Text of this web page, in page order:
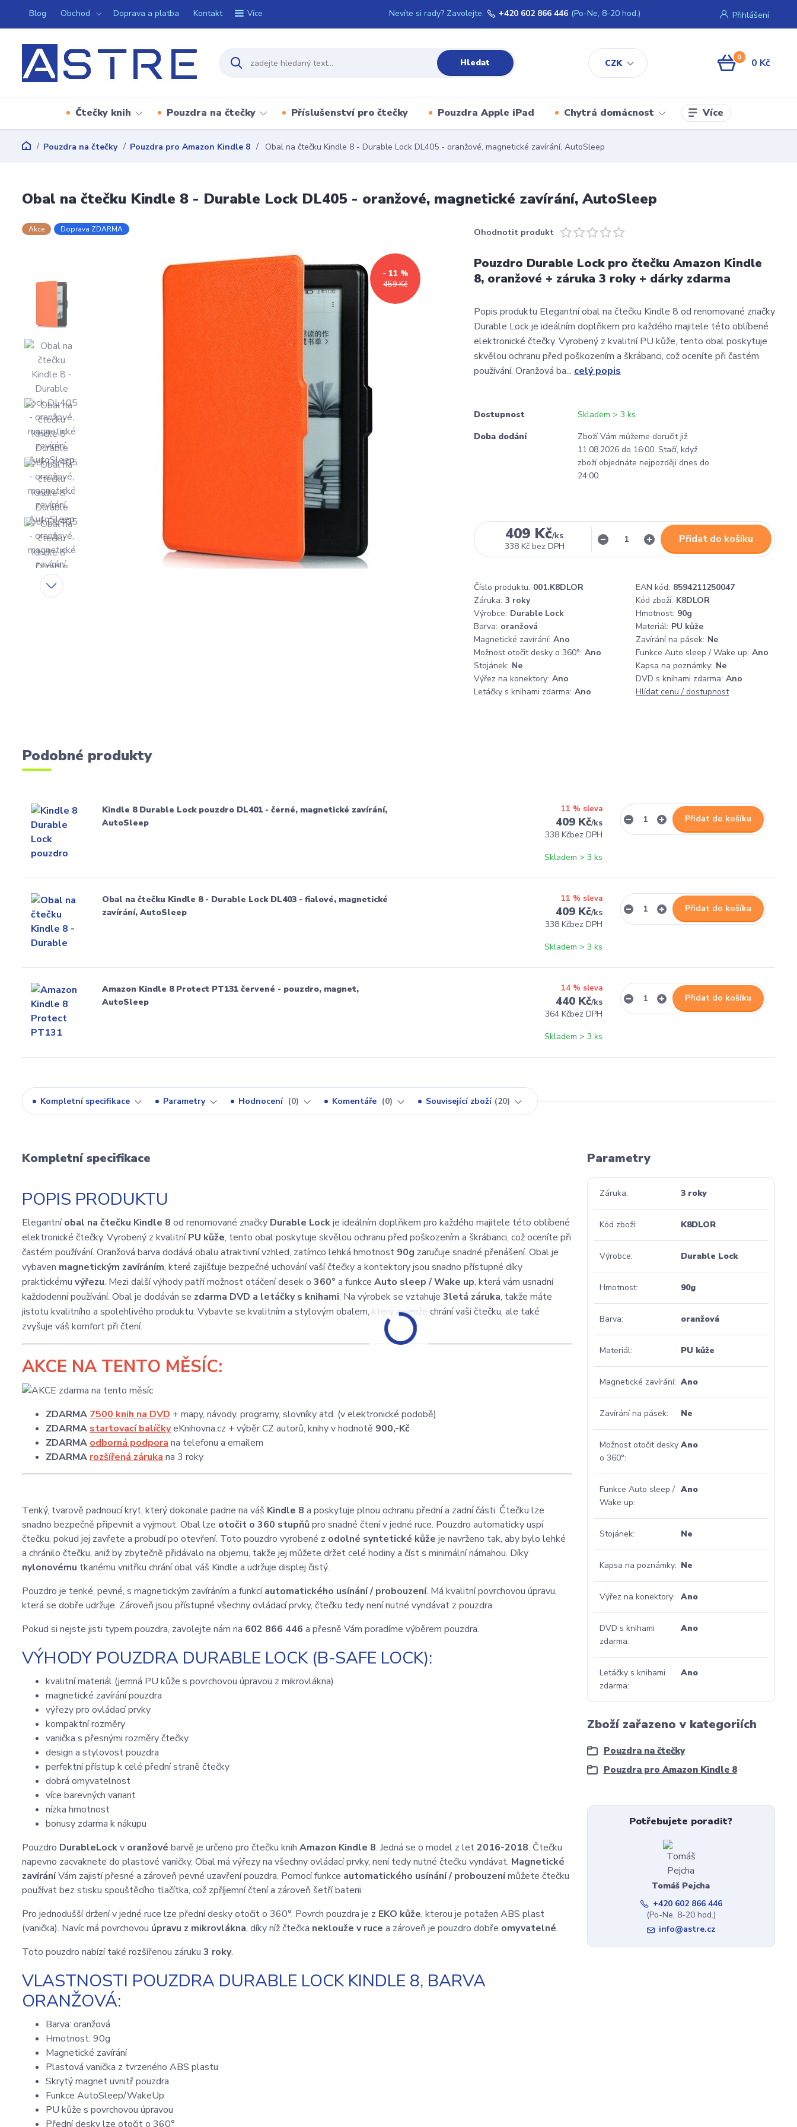
Blog Obchod Doprava a platba Kontakt Více
CZK
Přihlášení
Hledat
Nevíte si rady? Zavolejte. +420 602 866 446 (Po-Ne, 8-20 hod.)
0 0 Kč
Čtečky knih Pouzdra na čtečky Příslušenství pro čtečky Pouzdra Apple iPad Chytrá domácnost Více
Pouzdra na čtečky Pouzdra pro Amazon Kindle 8 Obal na čtečku Kindle 8 - Durable Lock DL405 - oranžové, magnetické zavírání, AutoSleep
Obal na čtečku Kindle 8 - Durable Lock DL405 - oranžové, magnetické zavírání, AutoSleep
Akce Doprava ZDARMA
459 Kč
- 11 %
Ohodnotit produkt
Pouzdro Durable Lock pro čtečku Amazon Kindle
8, oranžové + záruka 3 roky + dárky zdarma
Popis produktu Elegantní obal na čtečku Kindle 8 od renomované značky
Durable Lock je ideálním doplňkem pro každého majitele této oblíbené
elektronické čtečky. Vyrobený z kvalitní PU kůže, tento obal poskytuje
skvělou ochranu před poškozením a škrábanci, což oceníte při častém
používání. Oranžová ba... celý popis
Dostupnost
Skladem > 3 ks
Doba dodání
Zboží Vám můžeme doručit již
11.08.2026 do 16:00. Stačí, když
zboží objednáte nejpozději dnes do
24:00
409 Kč/ks
338 Kč bez DPH
Přidat do košíku
Číslo produktu: 001.K8DLOR EAN kód: 8594211250047
Záruka: 3 roky Kód zboží: K8DLOR
Výrobce: Durable Lock Hmotnost: 90g
Barva: oranžová Materiál: PU kůže
Magnetické zavírání: Ano Zavírání na pásek: Ne
Možnost otočit desky o 360°: Ano Funkce Auto sleep / Wake up: Ano
Stojánek: Ne Kapsa na poznámky: Ne
Výřez na konektory: Ano DVD s knihami zdarma: Ano
Letáčky s knihami zdarma: Ano Hlídat cenu / dostupnost
Podobné produkty
Kindle 8 Durable Lock pouzdro DL401 - černé, magnetické zavírání,
AutoSleep
11 % sleva
409 Kč/ks
338 Kčbez DPH
Skladem > 3 ks
Přidat do košíku
Obal na čtečku Kindle 8 - Durable Lock DL403 - fialové, magnetické
zavírání, AutoSleep
11 % sleva
409 Kč/ks
338 Kčbez DPH
Skladem > 3 ks
Přidat do košíku
Amazon Kindle 8 Protect PT131 červené - pouzdro, magnet,
AutoSleep
14 % sleva
440 Kč/ks
364 Kčbez DPH
Skladem > 3 ks
Přidat do košíku
Kompletní specifikace Parametry Hodnocení 0 Komentáře 0 Související zboží 20
Kompletní specifikace
POPIS PRODUKTU
Elegantníobal na čtečku Kindle 8 od renomované značky Durable Lockje ideálním doplňkem pro každého majitele této oblíbené
elektronické čtečky. Vyrobený z kvalitníPU kůže, tento obal poskytuje skvělou ochranu před poškozením a škrábanci, což oceníte při
častém používání. Oranžová barva dodává obalu atraktivní vzhled, zatímco lehká hmotnost 90g zaručuje snadné přenášení. Obal je
vybaven magnetickým zavíráním, které zajišťuje bezpečné uchování vaší čtečky a kontektory jsou snadno přístupné díky
praktickému výřezu. Mezi další výhody patří možnost otáčení desek o 360° a funkce Auto sleep / Wake up, která vám usnadní
každodenní používání. Obal je dodáván se zdarma DVD a letáčky s knihami. Na výrobek se vztahuje 3letá záruka, takže máte
jistotu kvalitního a spolehlivého produktu. Vybavte se kvalitním a stylovým obalem, který nejenže chrání vaši čtečku, ale také
zvyšuje váš komfort při čtení.
AKCE NA TENTO MĚSÍC:
ZDARMA 7500 knih na DVD + mapy, návody, programy, slovníky atd. (v elektronické podobě)
ZDARMA startovací balíčkyeKnihovna.cz + výběr CZ autorů, knihy v hodnotě 900,-Kč
ZDARMA odborná podpora na telefonu a emailem
ZDARMA rozšířená záruka na 3 roky
Tenký, tvarově padnoucí kryt, který dokonale padne na váš Kindle 8 a poskytuje plnou ochranu přední a zadní části. Čtečku lze
snadno bezpečně připevnit a vyjmout. Obal lze otočit o 360 stupňůpro snadné čtení v jedné ruce. Pouzdro automaticky uspí
čtečku, pokud jej zavřete a probudí po otevření. Toto pouzdro vyrobené z odolné syntetické kůže je navrženo tak, aby bylo lehké
a chránilo čtečku, aniž by zbytečně přidávalo na objemu, takže jej můžete držet celé hodiny a číst s minimální námahou. Díky
nylonovému tkanému vnitřku chrání obal váš Kindle a udržuje displej čistý.
Pouzdro je tenké, pevné, s magnetickým zavíráním a funkcíautomatického usínání / probouzení. Má kvalitní povrchovou úpravu,
která se dobře udržuje. Zároveň jsou přístupné všechny ovládací prvky, čtečku tedy není nutné vyndávat z pouzdra.
Pokud si nejste jisti typem pouzdra, zavolejte nám na 602 866 446 a přesně Vám poradíme výběrem pouzdra.
VÝHODY POUZDRA DURABLE LOCK (B-SAFE LOCK):
kvalitní materiál (jemná PU kůže s povrchovou úpravou z mikrovlákna)
magnetické zavírání pouzdra
výřezy pro ovládací prvky
kompaktní rozměry
vanička s přesnými rozměry čtečky
design a stylovost pouzdra
perfektní přístup k celé přední straně čtečky
dobrá omyvatelnost
více barevných variant
nízka hmotnost
bonusy zdarma k nákupu
Pouzdro DurableLockv oranžové barvě je určeno pro čtečku knih Amazon Kindle 8. Jedná se o model z let2016-2018. Čtečku
napevno zacvaknete do plastové vaničky. Obal má výřezy na všechny ovládací prvky, není tedy nutné čtečku vyndávat. Magnetické
zavíráníVám zajistí přesné a zároveň pevné uzavření pouzdra. Pomocí funkce automatického usínání / probouzenímůžete čtečku
používat bez stisku spouštěcího tlačítka, což zpříjemní čtení a zároveň šetří baterii.
Pro jednodušší držení v jedné ruce lze přední desky otočit o 360°. Povrch pouzdra je z EKO kůže, kterou je potažen ABS plast
(vanička). Navíc má povrchovou úpravu z mikrovlákna, díky níž čtečka neklouže v ruce a zároveň je pouzdro dobře omyvatelné.
Toto pouzdro nabízí také rozšířenou záruku 3 roky.
VLASTNOSTI POUZDRA DURABLE LOCK KINDLE 8, BARVA
ORANŽOVÁ:
Barva: oranžová
Hmotnost: 90g
Magnetické zavírání
Plastová vanička z tvrzeného ABS plastu
Skrytý magnet uvnitř pouzdra
Funkce AutoSleep/WakeUp
PU kůže s povrchovou úpravou
Přední desky lze otočit o 360°
Parametry
Záruka 3 roky
Kód zboží K8DLOR
Výrobce Durable Lock
Hmotnost 90g
Barva oranžová
Materiál PU kůže
Magnetické zavírání Ano
Zavírání na pásek Ne
Možnost otočit desky
o 360°
Ano
Funkce Auto sleep /
Wake up
Ano
Stojánek Ne
Kapsa na poznámky Ne
Výřez na konektory Ano
DVD s knihami
zdarma
Ano
Letáčky s knihami
zdarma
Ano
Zboží zařazeno v kategoriích
Pouzdra na čtečky
Pouzdra pro Amazon Kindle 8
Potřebujete poradit?
Tomáš Pejcha
+420 602 866 446
(Po-Ne, 8-20 hod.)
info@astre.cz